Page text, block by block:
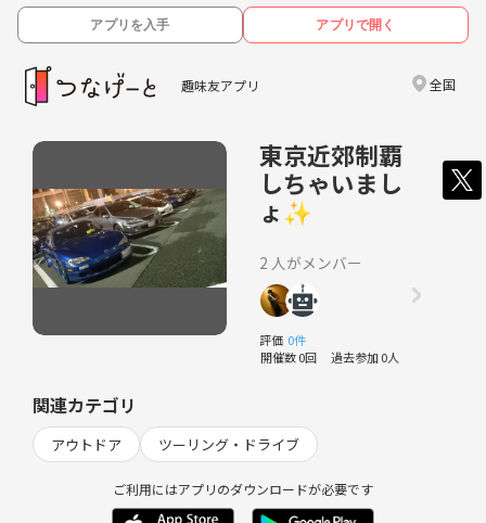
アプリを入手 アプリで開く
趣味友アプリ 全国
東京近郊制覇
しちゃいまし
ょ✨
2 人がメンバー
評価 0件
開催数 0回 過去参加 0人
関連カテゴリ
アウトドア ツーリング・ドライブ
ご利用にはアプリのダウンロードが必要です